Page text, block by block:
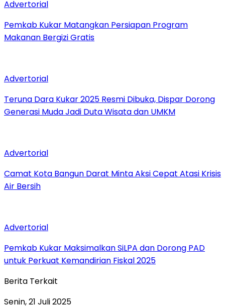
Advertorial
Pemkab Kukar Matangkan Persiapan Program
Makanan Bergizi Gratis
Advertorial
Teruna Dara Kukar 2025 Resmi Dibuka, Dispar Dorong
Generasi Muda Jadi Duta Wisata dan UMKM
Advertorial
Camat Kota Bangun Darat Minta Aksi Cepat Atasi Krisis
Air Bersih
Advertorial
Pemkab Kukar Maksimalkan SiLPA dan Dorong PAD
untuk Perkuat Kemandirian Fiskal 2025
Berita Terkait
Senin, 21 Juli 2025